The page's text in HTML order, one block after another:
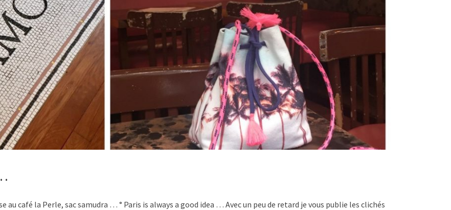
au café la Perle, sac samudra … ° Paris is always a good idea … Avec un peu de retard je vous publie les clichés